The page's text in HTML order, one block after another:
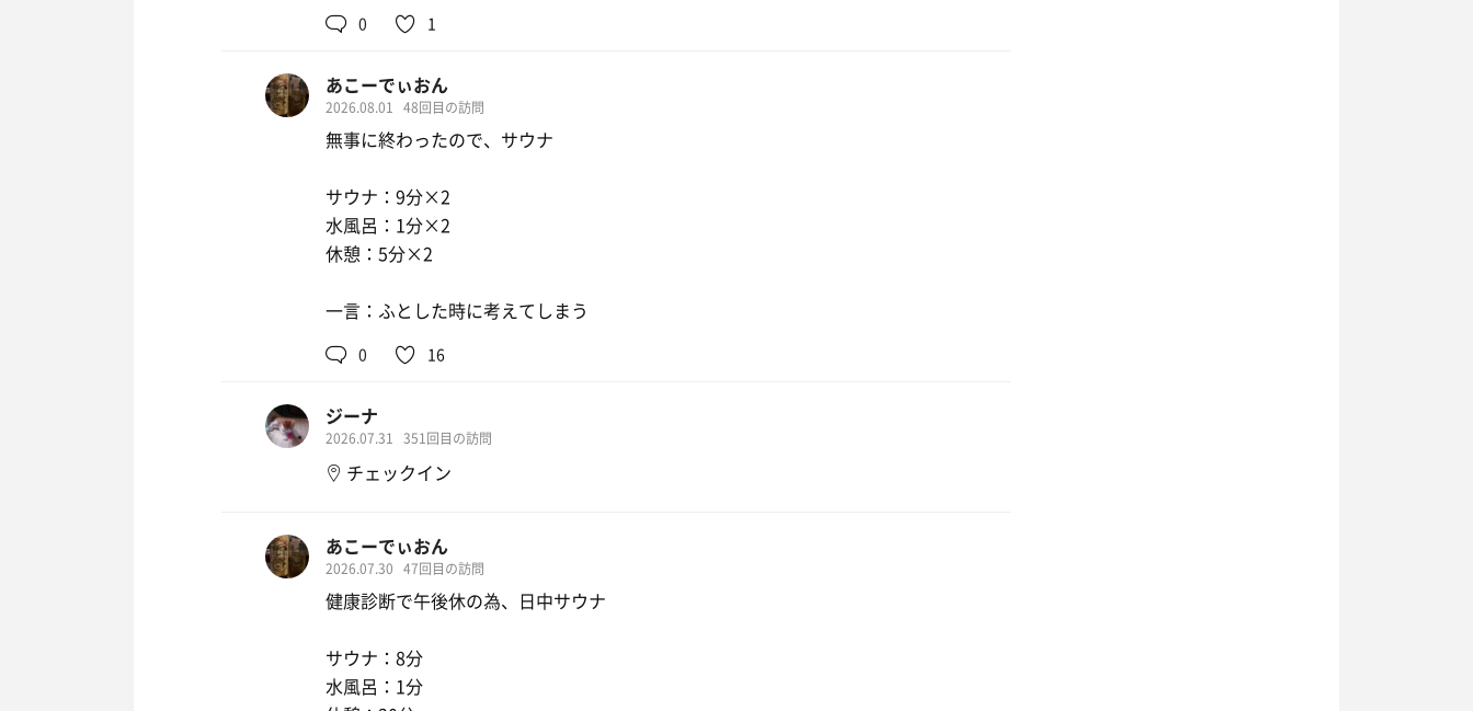
0 1
あこーでぃおん
2026.08.01 48回目の訪問
無事に終わったので、サウナ
サウナ：9分×2
水風呂：1分×2
休憩：5分×2
一言：ふとした時に考えてしまう
0 16
ジーナ
2026.07.31 351回目の訪問
チェックイン
あこーでぃおん
2026.07.30 47回目の訪問
健康診断で午後休の為、日中サウナ
サウナ：8分
水風呂：1分